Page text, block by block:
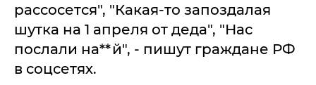
рассосется", "Какая-то запоздалая
шутка на 1 апреля от деда", "Нас
послали на**й", - пишут граждане РФ
в соцсетях.